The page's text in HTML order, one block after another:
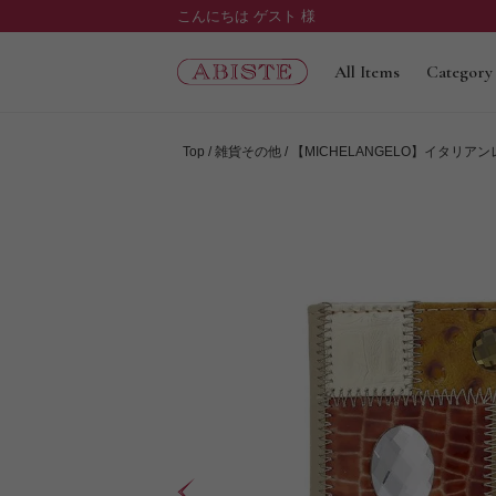
こんにちは ゲスト 様
All Items Category
Top 雑貨その他 【MICHELANGELO】イタリア